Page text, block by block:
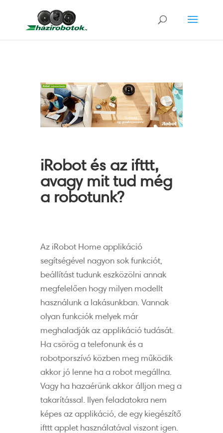
iRobot és az ifttt,
avagy mit tud még
a robotunk?
Az iRobot Home applikáció
segítségével nagyon sok funkciót,
beállítást tudunk eszközölni annak
megfelelően hogy milyen modellt
használunk a lakásunkban. Vannak
olyan funkciók melyek már
meghaladják az applikáció tudását.
Ha csörög a telefonunk és a
robotporszívó közben meg működik
akkor jó lenne ha a robot megállna.
Vagy ha hazaérünk akkor álljon meg a
takarítással. Ilyen feladatokra nem
képes az applikáció, de egy kiegészítő
ifttt applet használatával viszont igen.